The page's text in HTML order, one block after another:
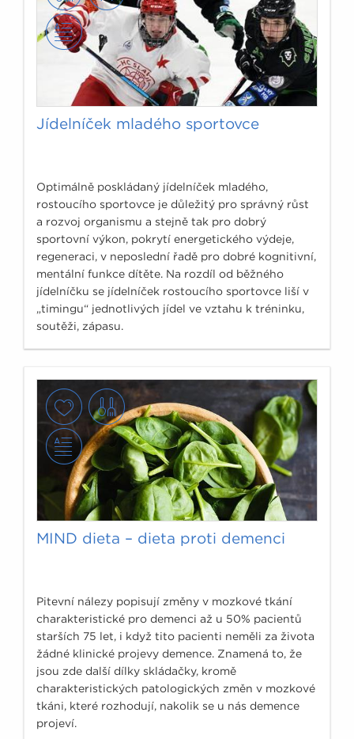
Jídelníček mladého sportovce
Optimálně poskládaný jídelníček mladého,
rostoucího sportovce je důležitý pro správný růst
a rozvoj organismu a stejně tak pro dobrý
sportovní výkon, pokrytí energetického výdeje,
regeneraci, v neposlední řadě pro dobré kognitivní,
mentální funkce dítěte. Na rozdíl od běžného
jídelníčku se jídelníček rostoucího sportovce liší v
„timingu“ jednotlivých jídel ve vztahu k tréninku,
soutěži, zápasu.
MIND dieta – dieta proti demenci
Pitevní nálezy popisují změny v mozkové tkání
charakteristické pro demenci až u 50% pacientů
starších 75 let, i když tito pacienti neměli za života
žádné klinické projevy demence. Znamená to, že
jsou zde další dílky skládačky, kromě
charakteristických patologických změn v mozkové
tkáni, které rozhodují, nakolik se u nás demence
projeví.